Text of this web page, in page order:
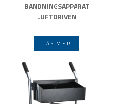
BANDNINGSAPPARAT
LUFTDRIVEN
LÄS MER